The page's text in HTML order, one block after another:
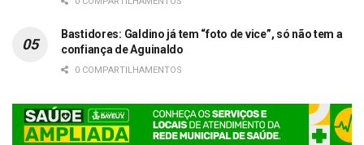
Bastidores: Galdino já tem “foto de vice”, só não tem a
confiança de Aguinaldo
0 COMPARTILHAMENTOS